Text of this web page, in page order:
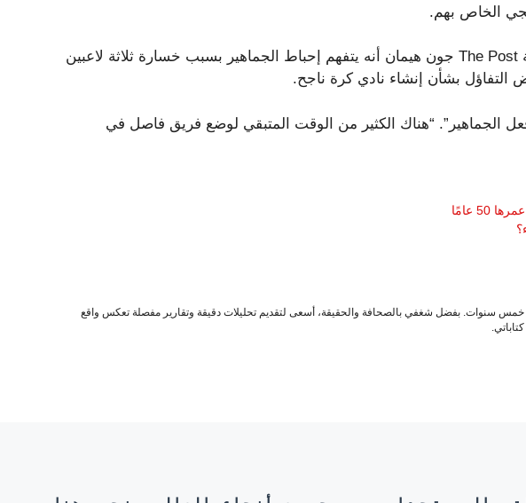
الخاص بهم.
أخبر المالك ستيف كوهين مراسل صحيفة The Post جون هيمان أنه يتفهم إحباط الجماهير بسبب خسارة ثلاثة لاعبين
التفاؤل بشأن إنشاء نادي كرة ناجح.
الجماهير”. “هناك الكثير من الوقت المتبقي لوضع فريق فاصل في
خمس سنوات. بفضل شغفي بالصحافة والحقيقة، أسعى لتقديم تحليلات دقيقة وتقارير مفصلة تعكس واقع